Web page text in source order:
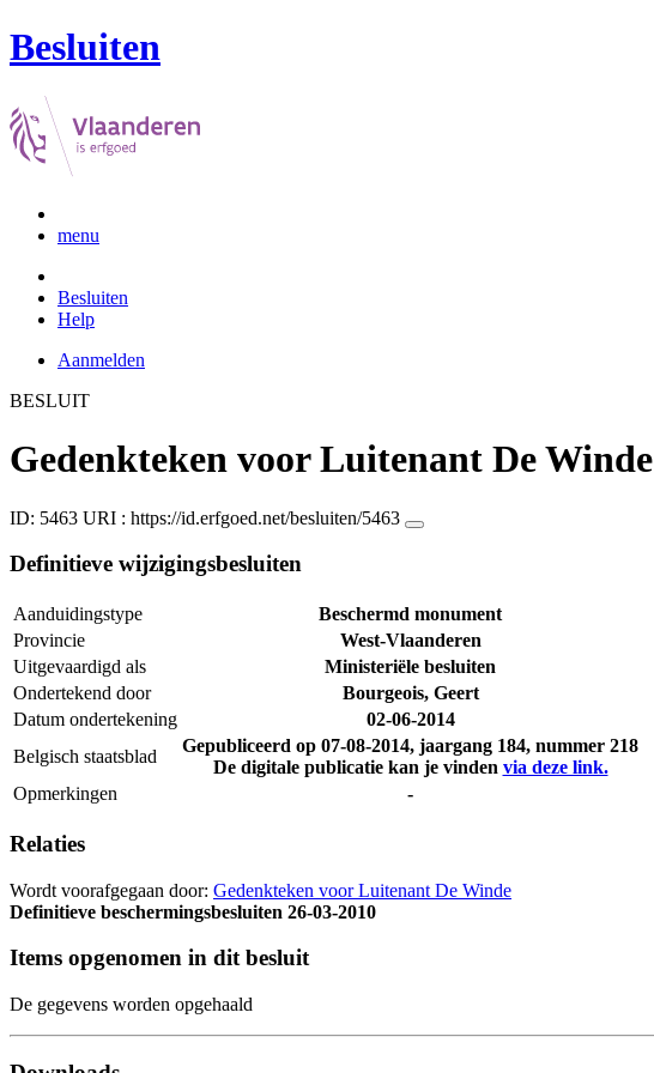
Besluiten
menu
Besluiten
Help
Aanmelden
BESLUIT
Gedenkteken voor Luitenant De Winde
ID: 5463 URI : https://id.erfgoed.net/besluiten/5463
Definitieve wijzigingsbesluiten
Aanduidingstype
Beschermd monument
Provincie
West-Vlaanderen
Uitgevaardigd als
Ministeriële besluiten
Ondertekend door
Bourgeois, Geert
Datum ondertekening
02-06-2014
Belgisch staatsblad
Gepubliceerd op 07-08-2014, jaargang 184, nummer 218
De digitale publicatie kan je vinden via deze link.
Opmerkingen
-
Relaties
Wordt voorafgegaan door: Gedenkteken voor Luitenant De Winde
Definitieve beschermingsbesluiten 26-03-2010
Items opgenomen in dit besluit
De gegevens worden opgehaald